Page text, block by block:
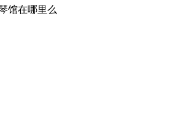
馆在哪里么